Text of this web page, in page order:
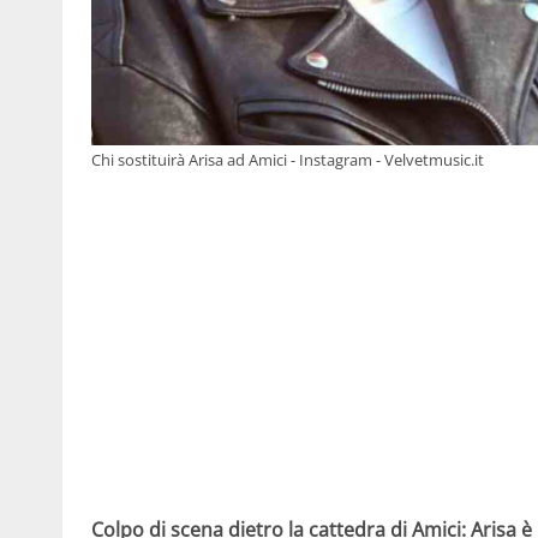
Chi sostituirà Arisa ad Amici - Instagram - Velvetmusic.it
Colpo di scena dietro la cattedra di Amici: Arisa